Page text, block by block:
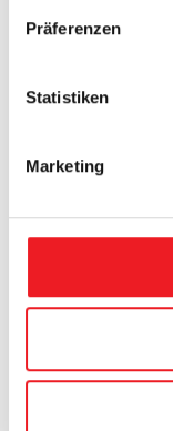
Präferenzen
Statistiken
Marketing
Katalog